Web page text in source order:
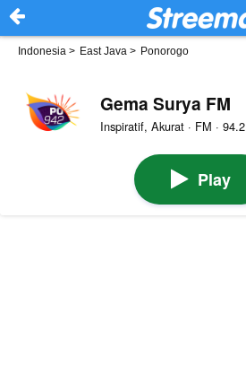
Indonesia > East Java > Ponorogo
Gema Surya FM
Inspiratif, Akurat · FM · 94.2
Play